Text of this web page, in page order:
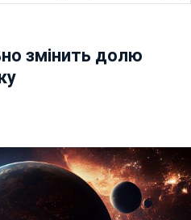
змінить долю